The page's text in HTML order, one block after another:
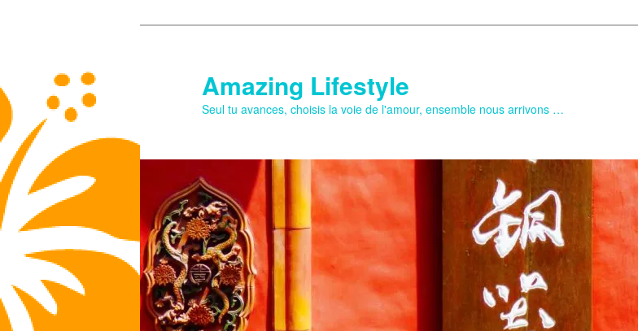
contenu
principal
Amazing Lifestyle
Seul tu avances, choisis la voie de l'amour, ensemble nous arrivons …